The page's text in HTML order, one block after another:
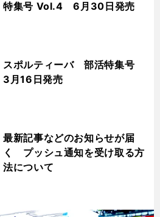
特集号 Vol.4 6月30日発売
スポルティーバ 部活特集号
3月16日発売
最新記事などのお知らせが届
く プッシュ通知を受け取る方
法について